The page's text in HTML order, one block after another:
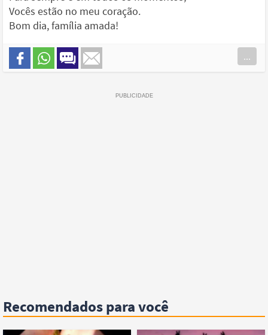
Vocês estão no meu coração.
Bom dia, família amada!
...
Recomendados para você